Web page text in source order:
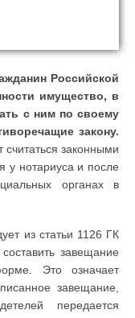
Российской
имущество, в
с ним по своему
закону.
законными
у нотариуса и после
органах в
из статьи 1126 ГК
завещание
Это означает
завещание,
передается